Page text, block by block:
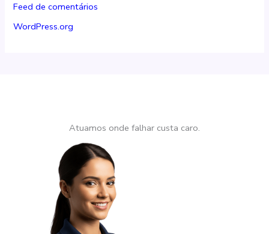
Feed de comentários
WordPress.org
Atuamos onde falhar custa caro.